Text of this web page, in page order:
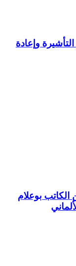
وإعادة
الكاتب بوعلام